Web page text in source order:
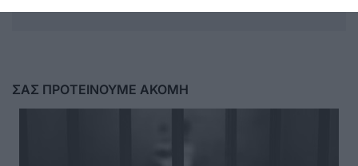
ΣΑΣ ΠΡΟΤΕΙΝΟΥΜΕ ΑΚΟΜΗ